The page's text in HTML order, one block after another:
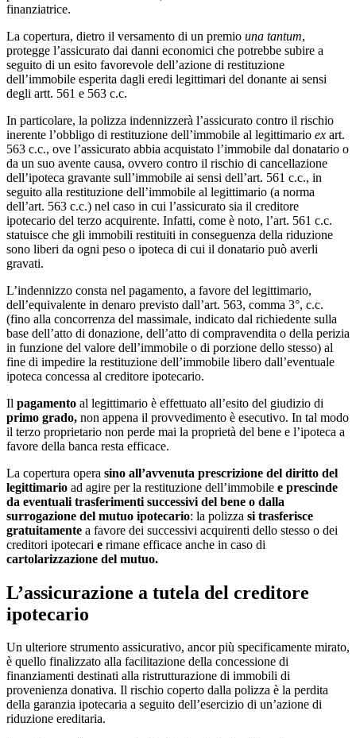
finanziatrice.
La copertura, dietro il versamento di un premio una tantum,
protegge l’assicurato dai danni economici che potrebbe subire a
seguito di un esito favorevole dell’azione di restituzione
dell’immobile esperita dagli eredi legittimari del donante ai sensi
degli artt. 561 e 563 c.c.
In particolare, la polizza indennizzerà l’assicurato contro il rischio
inerente l’obbligo di restituzione dell’immobile al legittimario ex art.
563 c.c., ove l’assicurato abbia acquistato l’immobile dal donatario o
da un suo avente causa, ovvero contro il rischio di cancellazione
dell’ipoteca gravante sull’immobile ai sensi dell’art. 561 c.c., in
seguito alla restituzione dell’immobile al legittimario (a norma
dell’art. 563 c.c.) nel caso in cui l’assicurato sia il creditore
ipotecario del terzo acquirente. Infatti, come è noto, l’art. 561 c.c.
statuisce che gli immobili restituiti in conseguenza della riduzione
sono liberi da ogni peso o ipoteca di cui il donatario può averli
gravati.
L’indennizzo consta nel pagamento, a favore del legittimario,
dell’equivalente in denaro previsto dall’art. 563, comma 3°, c.c.
(fino alla concorrenza del massimale, indicato dal richiedente sulla
base dell’atto di donazione, dell’atto di compravendita o della perizia
in funzione del valore dell’immobile o di porzione dello stesso) al
fine di impedire la restituzione dell’immobile libero dall’eventuale
ipoteca concessa al creditore ipotecario.
Il pagamento al legittimario è effettuato all’esito del giudizio di
primo grado, non appena il provvedimento è esecutivo. In tal modo
il terzo proprietario non perde mai la proprietà del bene e l’ipoteca a
favore della banca resta efficace.
La copertura opera sino all’avvenuta prescrizione del diritto del
legittimario ad agire per la restituzione dell’immobile e prescinde
da eventuali trasferimenti successivi del bene o dalla
surrogazione del mutuo ipotecario: la polizza si trasferisce
gratuitamente a favore dei successivi acquirenti dello stesso o dei
creditori ipotecari e rimane efficace anche in caso di
cartolarizzazione del mutuo.
L’assicurazione a tutela del creditore
ipotecario
Un ulteriore strumento assicurativo, ancor più specificamente mirato,
è quello finalizzato alla facilitazione della concessione di
finanziamenti destinati alla ristrutturazione di immobili di
provenienza donativa. Il rischio coperto dalla polizza è la perdita
della garanzia ipotecaria a seguito dell’esercizio di un’azione di
riduzione ereditaria.